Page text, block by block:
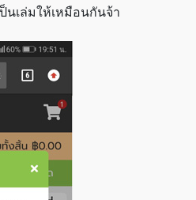
นเล่มให้เหมือนกันจ้า